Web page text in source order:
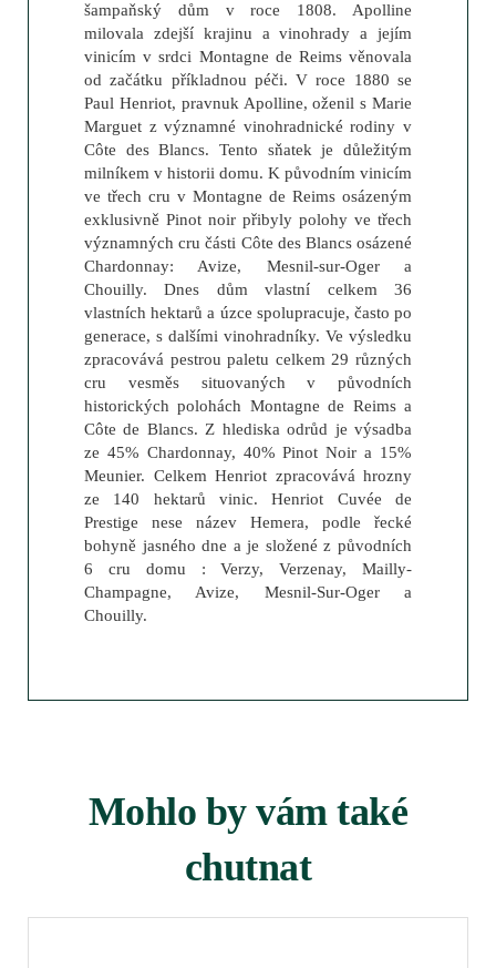
šampaňský dům v roce 1808. Apolline
milovala zdejší krajinu a vinohrady a jejím
vinicím v srdci Montagne de Reims věnovala
od začátku příkladnou péči. V roce 1880 se
Paul Henriot, pravnuk Apolline, oženil s Marie
Marguet z významné vinohradnické rodiny v
Côte des Blancs. Tento sňatek je důležitým
milníkem v historii domu. K původním vinicím
ve třech cru v Montagne de Reims osázeným
exklusivně Pinot noir přibyly polohy ve třech
významných cru části Côte des Blancs osázené
Chardonnay: Avize, Mesnil-sur-Oger a
Chouilly. Dnes dům vlastní celkem 36
vlastních hektarů a úzce spolupracuje, často po
generace, s dalšími vinohradníky. Ve výsledku
zpracovává pestrou paletu celkem 29 různých
cru vesměs situovaných v původních
historických polohách Montagne de Reims a
Côte de Blancs. Z hlediska odrůd je výsadba
ze 45% Chardonnay, 40% Pinot Noir a 15%
Meunier. Celkem Henriot zpracovává hrozny
ze 140 hektarů vinic. Henriot Cuvée de
Prestige nese název Hemera, podle řecké
bohyně jasného dne a je složené z původních
6 cru domu : Verzy, Verzenay, Mailly-
Champagne, Avize, Mesnil-Sur-Oger a
Chouilly.
Mohlo by vám také
chutnat